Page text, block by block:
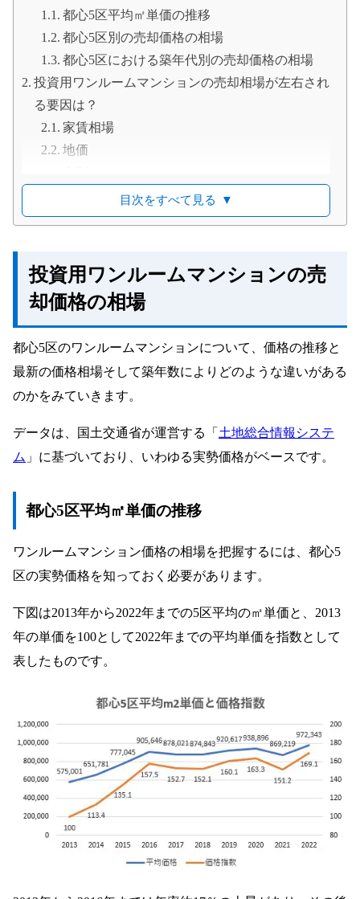
都心5区平均㎡単価の推移
都心5区別の売却価格の相場
都心5区における築年代別の売却価格の相場
投資用ワンルームマンションの売却相場が左右され
る要因は？
家賃相場
地価
投資用ワンルームマンションを高く売るコツ
出口戦略を立てておく
投資用マンション専門の会社に依頼する
目次をすべて見る ▼
投資用ワンルームマンションの売
却価格の相場
都心5区のワンルームマンションについて、価格の推移と
最新の価格相場そして築年数によりどのような違いがある
のかをみていきます。
データは、国土交通省が運営する「 土地総合情報システ
ム 」に基づいており、いわゆる実勢価格がベースです。
都心5区平均㎡単価の推移
ワンルームマンション価格の相場を把握するには、都心5
区の実勢価格を知っておく必要があります。
下図は2013年から2022年までの5区平均の㎡単価と、2013
年の単価を100として2022年までの平均単価を指数として
表したものです。